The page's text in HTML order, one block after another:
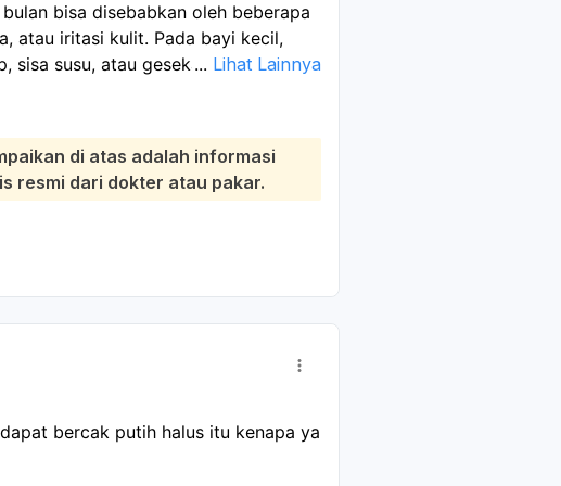
bisa disebabkan oleh beberapa
atau iritasi kulit. Pada bayi kecil,
sisa susu, atau gesekan di lipatan
bersih dan kering, bersihkan lembut
benar setelah mandi atau setelah
keras dan jangan memakai obat
bercaknya makin banyak, merah,
... Lihat Lainnya
di atas adalah informasi
resmi dari dokter atau pakar.
bercak putih halus itu kenapa ya